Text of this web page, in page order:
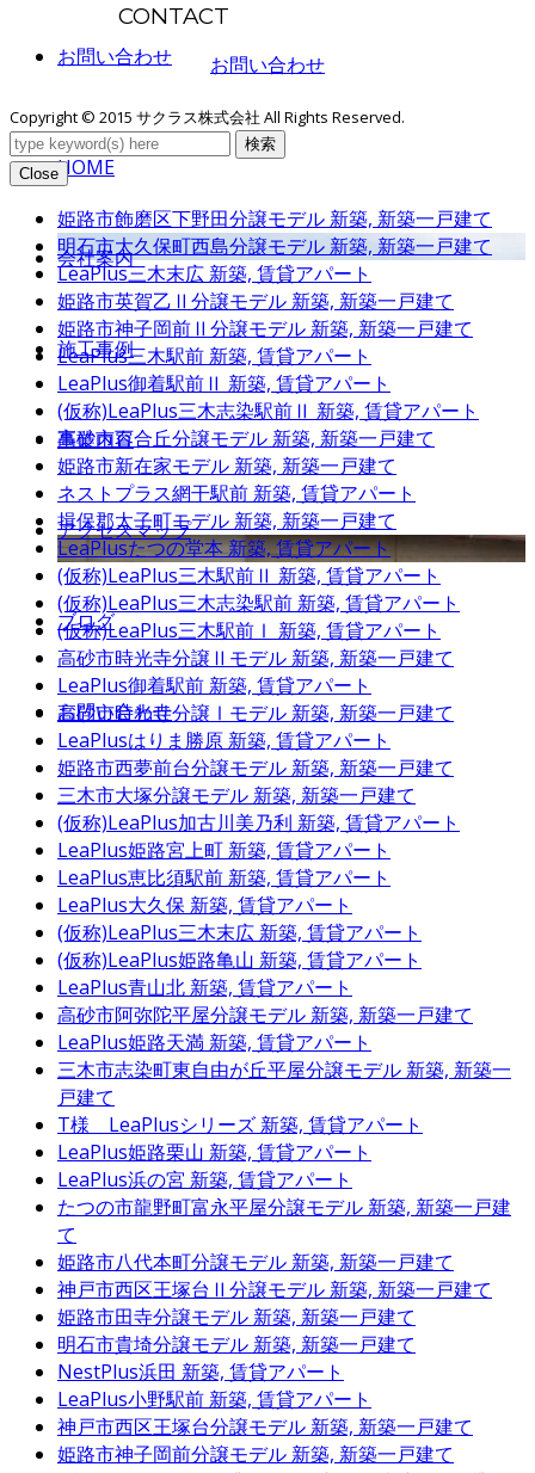
お問い合わせ
HOME
会社案内
施工事例
事業内容
アクセスマップ
ブログ
お問い合わせ
CONTACT
お問い合わせ
Copyright © 2015 サクラス株式会社 All Rights Reserved.
検索
Close
姫路市飾磨区下野田分譲モデル 新築, 新築一戸建て
明石市大久保町西島分譲モデル 新築, 新築一戸建て
LeaPlus三木末広 新築, 賃貸アパート
姫路市英賀乙Ⅱ分譲モデル 新築, 新築一戸建て
姫路市神子岡前Ⅱ分譲モデル 新築, 新築一戸建て
LeaPlus三木駅前 新築, 賃貸アパート
LeaPlus御着駅前Ⅱ 新築, 賃貸アパート
(仮称)LeaPlus三木志染駅前Ⅱ 新築, 賃貸アパート
高砂市百合丘分譲モデル 新築, 新築一戸建て
姫路市新在家モデル 新築, 新築一戸建て
ネストプラス網干駅前 新築, 賃貸アパート
揖保郡太子町モデル 新築, 新築一戸建て
LeaPlusたつの堂本新築, 賃貸アパート
(仮称)LeaPlus三木駅前Ⅱ 新築, 賃貸アパート
(仮称)LeaPlus三木志染駅前 新築, 賃貸アパート
(仮称)LeaPlus三木駅前Ⅰ 新築, 賃貸アパート
高砂市時光寺分譲Ⅱモデル 新築, 新築一戸建て
LeaPlus御着駅前 新築, 賃貸アパート
高砂市時光寺分譲Ⅰモデル 新築, 新築一戸建て
LeaPlusはりま勝原 新築, 賃貸アパート
姫路市西夢前台分譲モデル 新築, 新築一戸建て
三木市大塚分譲モデル 新築, 新築一戸建て
(仮称)LeaPlus加古川美乃利 新築, 賃貸アパート
LeaPlus姫路宮上町 新築, 賃貸アパート
LeaPlus恵比須駅前 新築, 賃貸アパート
LeaPlus大久保 新築, 賃貸アパート
(仮称)LeaPlus三木末広 新築, 賃貸アパート
(仮称)LeaPlus姫路亀山 新築, 賃貸アパート
LeaPlus青山北 新築, 賃貸アパート
高砂市阿弥陀平屋分譲モデル 新築, 新築一戸建て
LeaPlus姫路天満 新築, 賃貸アパート
三木市志染町東自由が丘平屋分譲モデル 新築, 新築一
戸建て
T様 LeaPlusシリーズ 新築, 賃貸アパート
LeaPlus姫路栗山 新築, 賃貸アパート
LeaPlus浜の宮 新築, 賃貸アパート
たつの市龍野町富永平屋分譲モデル 新築, 新築一戸建
て
姫路市八代本町分譲モデル 新築, 新築一戸建て
神戸市西区王塚台Ⅱ分譲モデル 新築, 新築一戸建て
姫路市田寺分譲モデル 新築, 新築一戸建て
明石市貴埼分譲モデル 新築, 新築一戸建て
NestPlus浜田 新築, 賃貸アパート
LeaPlus小野駅前 新築, 賃貸アパート
神戸市西区王塚台分譲モデル 新築, 新築一戸建て
姫路市神子岡前分譲モデル 新築, 新築一戸建て